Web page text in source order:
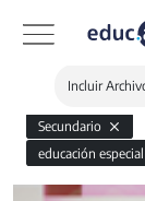
Incluir
Secundario
educación especial